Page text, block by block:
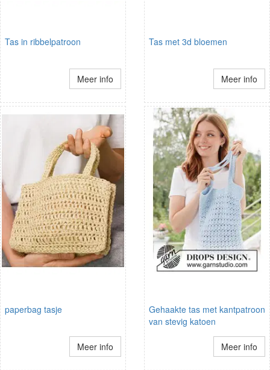
Tas in ribbelpatroon
Meer info
Tas met 3d bloemen
Meer info
paperbag tasje
Meer info
Gehaakte tas met kantpatroon
van stevig katoen
Meer info